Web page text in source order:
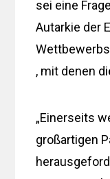
sei eine
Autarkie der
, mit denen
„Einerseits
großartigen